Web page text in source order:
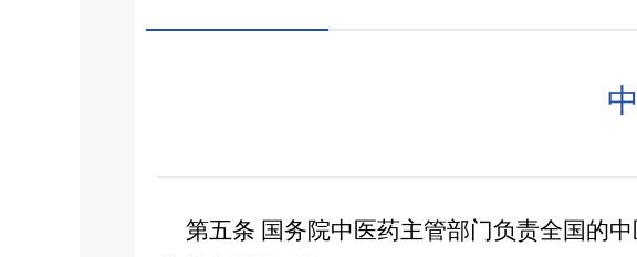
第五条 国务院中医药主管部门负责全国的